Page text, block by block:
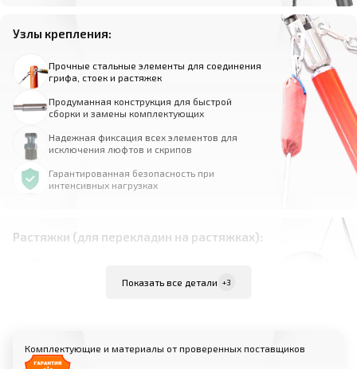
Узлы крепления:
Прочные стальные элементы для соединения
грифа, стоек и растяжек
Продуманная конструкция для быстрой
сборки и замены комплектующих
Надежная фиксация всех элементов для
исключения люфтов и скрипов
Гарантированная безопасность при
интенсивных нагрузках
Растяжки (для перекладин на растяжках):
максимальной устойчивости
Показать все детали +3
Комплектующие и материалы от проверенных поставщиков